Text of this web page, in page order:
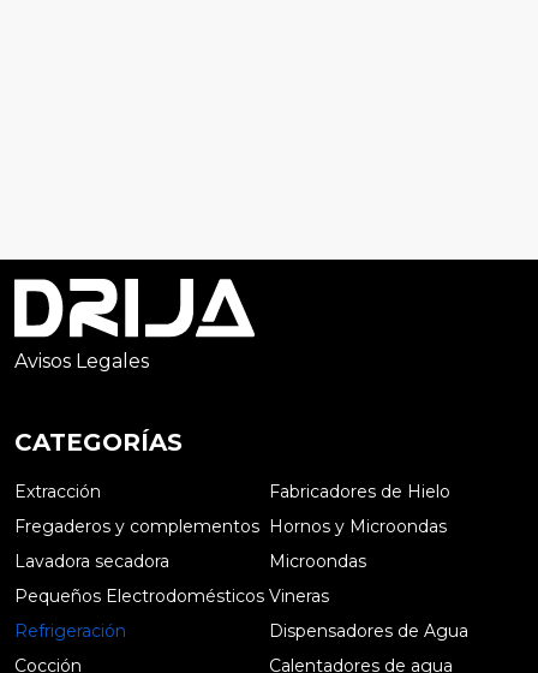
Avisos Legales
CATEGORÍAS
Extracción
Fabricadores de Hielo
Fregaderos y complementos Hornos y Microondas
Lavadora secadora
Microondas
Pequeños Electrodomésticos Vineras
Refrigeración
Dispensadores de Agua
Cocción
Calentadores de agua